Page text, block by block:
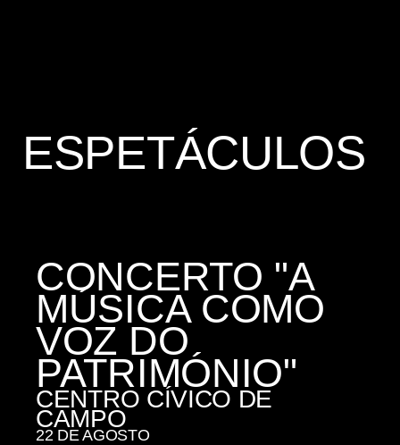
ESPETÁCULOS
CONCERTO "A
MÚSICA COMO
VOZ DO
PATRIMÓNIO"
CENTRO CÍVICO DE
CAMPO
22 DE AGOSTO